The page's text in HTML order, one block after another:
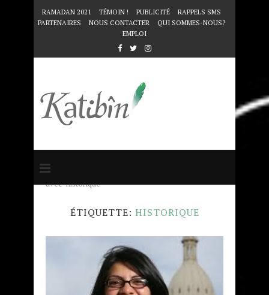
RAMADAN 2021 TÉMOIN ! PUBLICITÉ
RAPPELS SMS
PARTENAIRES
NOUS CONTACTER
QUI SOMMES-NOUS?
EMPLOI
Accueil
avec "historique"
ÉTIQUETTE: HISTORIQUE